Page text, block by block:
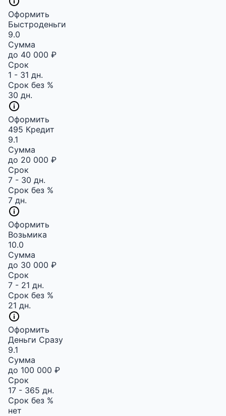
Оформить
Быстроденьги
9.0
Сумма
до 40 000 ₽
Срок
1 - 31 дн.
Срок без %
30 дн.
Оформить
495 Кредит
9.1
Сумма
до 20 000 ₽
Срок
7 - 30 дн.
Срок без %
7 дн.
Оформить
Возьмика
10.0
Сумма
до 30 000 ₽
Срок
7 - 21 дн.
Срок без %
21 дн.
Оформить
Деньги Сразу
9.1
Сумма
до 100 000 ₽
Срок
17 - 365 дн.
Срок без %
нет